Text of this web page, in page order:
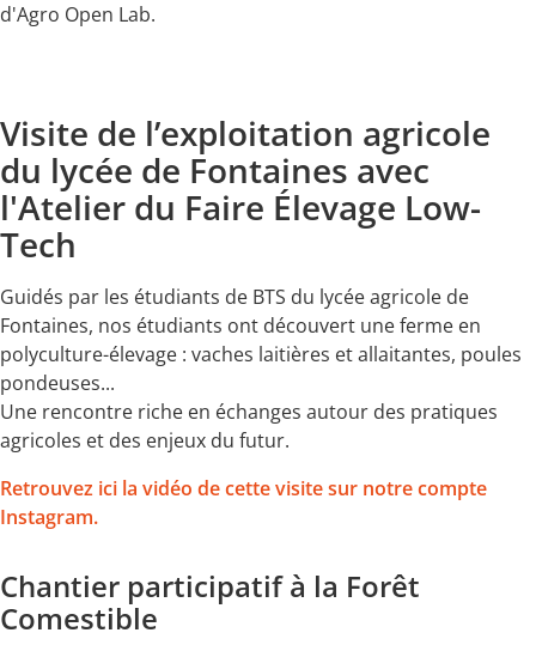
d'Agro Open Lab.
Visite de l’exploitation agricole
du lycée de Fontaines avec
l'Atelier du Faire Élevage Low-
Tech
Guidés par les étudiants de BTS du lycée agricole de
Fontaines, nos étudiants ont découvert une ferme en
polyculture-élevage : vaches laitières et allaitantes, poules
pondeuses...
Une rencontre riche en échanges autour des pratiques
agricoles et des enjeux du futur.
Retrouvez ici la vidéo de cette visite sur notre compte
Instagram.
Chantier participatif à la Forêt
Comestible